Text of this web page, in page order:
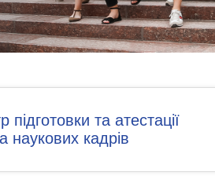
та атестації
наукових кадрів